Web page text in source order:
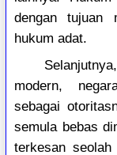
dengan tujuan
hukum adat.
modern,
sebagai
semula bebas
terkesan